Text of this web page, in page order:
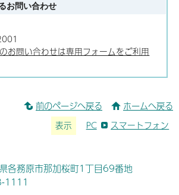
お問い合わせ
お問い合わせは専用フォームをご利用
前のページへ戻る ホームへ戻る
表示 PC スマートフォン
務原市那加桜町1丁目69番地
1111